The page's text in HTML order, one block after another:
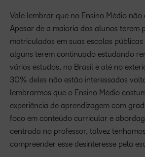
Vale lembrar que no Ensino Médio não
Apesar de a maioria dos alunos terem
matriculados em suas escolas públicas
alguns terem continuado estudando
vários estudos, no Brasil e até no
30% deles não estão interessados
lembrarmos que o Ensino Médio
experiência de aprendizagem com
foco em conteúdo curricular e
centrada no professor, talvez
compreender esse desinteresse pela